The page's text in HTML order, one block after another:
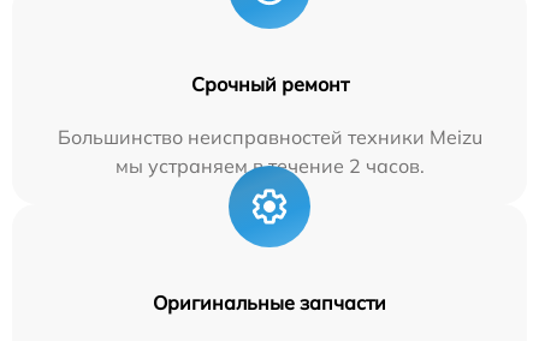
Срочный ремонт
Большинство неисправностей техники Meizu
мы устраняем в течение 2 часов.
Оригинальные запчасти